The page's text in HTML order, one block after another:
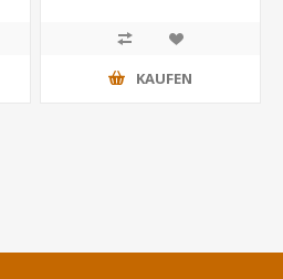
KAUFEN